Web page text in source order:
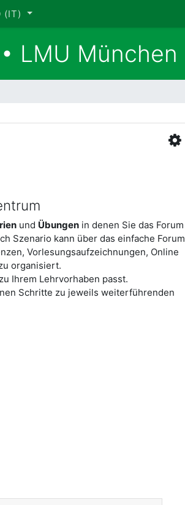
‎(IT)‎
LMU München
und Übungen in denen Sie das Forum
Szenario kann über das einfache Forum
Vorlesungsaufzeichnungen, Online
organisiert.
Ihrem Lehrvorhaben passt.
Schritte zu jeweils weiterführenden